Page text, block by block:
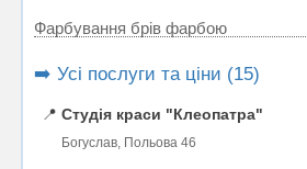
Фарбування брів фарбою
➡️ Усі послуги та ціни (15)
📍 Студія краси "Клеопатра"
Богуслав, Польова 46